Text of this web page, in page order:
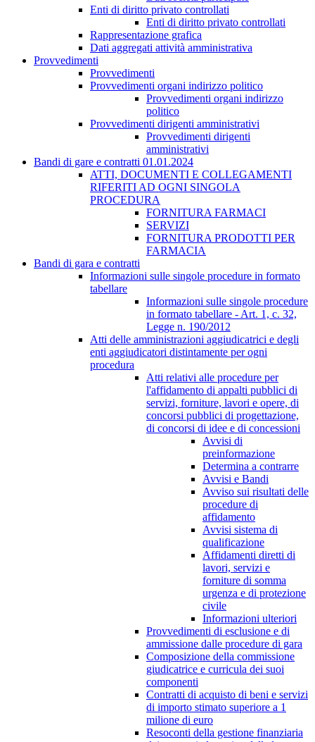
Enti di diritto privato controllati
Enti di diritto privato controllati
Rappresentazione grafica
Dati aggregati attività amministrativa
Provvedimenti
Provvedimenti
Provvedimenti organi indirizzo politico
Provvedimenti organi indirizzo
politico
Provvedimenti dirigenti amministrativi
Provvedimenti dirigenti
amministrativi
Bandi di gare e contratti 01.01.2024
ATTI, DOCUMENTI E COLLEGAMENTI
RIFERITI AD OGNI SINGOLA
PROCEDURA
FORNITURA FARMACI
SERVIZI
FORNITURA PRODOTTI PER
FARMACIA
Bandi di gara e contratti
Informazioni sulle singole procedure in formato
tabellare
Informazioni sulle singole procedure
in formato tabellare - Art. 1, c. 32,
Legge n. 190/2012
Atti delle amministrazioni aggiudicatrici e degli
enti aggiudicatori distintamente per ogni
procedura
Atti relativi alle procedure per
l'affidamento di appalti pubblici di
servizi, forniture, lavori e opere, di
concorsi pubblici di progettazione,
di concorsi di idee e di concessioni
Avvisi di
preinformazione
Determina a contrarre
Avvisi e Bandi
Avviso sui risultati delle
procedure di
affidamento
Avvisi sistema di
qualificazione
Affidamenti diretti di
lavori, servizi e
forniture di somma
urgenza e di protezione
civile
Informazioni ulteriori
Provvedimenti di esclusione e di
ammissione dalle procedure di gara
Composizione della commissione
giudicatrice e curricula dei suoi
componenti
Contratti di acquisto di beni e servizi
di importo stimato superiore a 1
milione di euro
Resoconti della gestione finanziaria